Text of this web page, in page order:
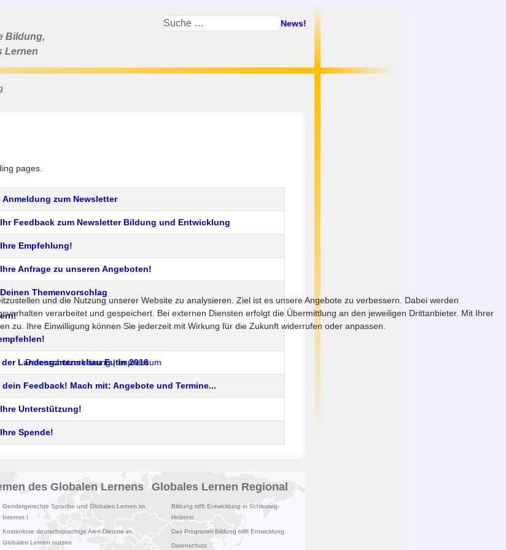
Bildung,
Lernen
News!
pages.
Anmeldung zum Newsletter
Feedback zum Newsletter Bildung und Entwicklung
Empfehlung!
Anfrage zu unseren Angeboten!
Themenvorschlag
der Landesgartenschau Eutin 2016
Feedback! Mach mit: Angebote und Termine...
Unterstützung!
Spende!
des Globalen Lernens
Gendergerechte Sprache und Globales Lernen im
Internet I
Kostenlose deutschsprachige Alert-Dienste im
Globalen Lernen nutzen
Globales Lernen Regional
Bildung trifft Entwicklung in Schleswig-
Holstein
Das Programm Bildung trifft Entwicklung
Datenschutz
und die Nutzung unserer Website zu analysieren. Ziel ist es unsere Angebote zu verbessern. Dabei werden
verarbeitet und gespeichert. Bei externen Diensten erfolgt die Übermittlung an den jeweiligen Drittanbieter. Mit Ihrer
zu. Ihre Einwilligung können Sie jederzeit mit Wirkung für die Zukunft widerrufen oder anpassen.
Datenschutzerklärung|Impressum